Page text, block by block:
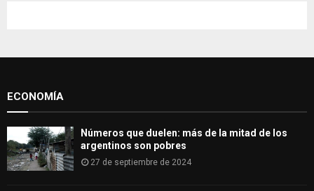
o
H
ECONOMÍA
Números que duelen: más de la mitad de los
argentinos son pobres
27 de septiembre de 2024